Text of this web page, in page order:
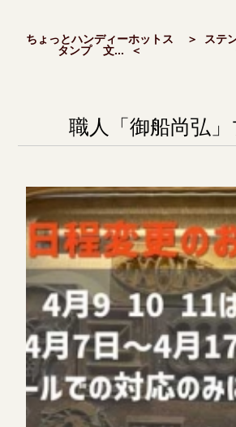
ちょっとハンディーホットス
タンプ 文... ＜
＞ ステ
職人「御船尚弘